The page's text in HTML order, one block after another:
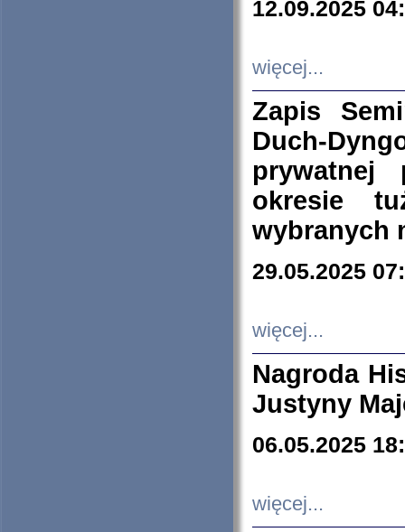
12.09.2025
więcej...
Zapis
Duch-
prywatnej
okresie
wybranych
29.05.2025
więcej...
Nagroda
Justyny
06.05.2025
więcej...